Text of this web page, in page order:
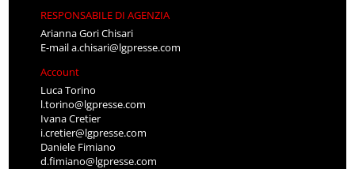
RESPONSABILE DI AGENZIA
Arianna Gori Chisari
E-maila.chisari@lgpresse.com
Account
Luca Torino
l.torino@lgpresse.com
Ivana Cretier
i.cretier@lgpresse.com
Daniele Fimiano
d.fimiano@lgpresse.com